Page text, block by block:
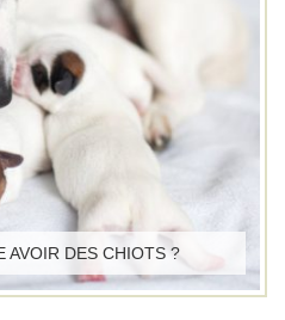
AVOIR DES CHIOTS ?